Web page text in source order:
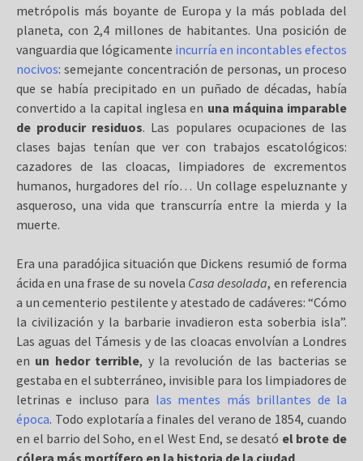
metrópolis más boyante de Europa y la más poblada del
planeta, con 2,4 millones de habitantes. Una posición de
vanguardia que lógicamente incurría en incontables efectos
nocivos: semejante concentración de personas, un proceso
que se había precipitado en un puñado de décadas, había
convertido a la capital inglesa en una máquina imparable
de producir residuos. Las populares ocupaciones de las
clases bajas tenían que ver con trabajos escatológicos:
cazadores de las cloacas, limpiadores de excrementos
humanos, hurgadores del río… Un collage espeluznante y
asqueroso, una vida que transcurría entre la mierda y la
muerte.
Era una paradójica situación que Dickens resumió de forma
ácida en una frase de su novela Casa desolada, en referencia
a un cementerio pestilente y atestado de cadáveres: “Cómo
la civilización y la barbarie invadieron esta soberbia isla”.
Las aguas del Támesis y de las cloacas envolvían a Londres
en un hedor terrible, y la revolución de las bacterias se
gestaba en el subterráneo, invisible para los limpiadores de
letrinas e incluso para las mentes más brillantes de la
época. Todo explotaría a finales del verano de 1854, cuando
en el barrio del Soho, en el West End, se desató el brote de
cólera más mortífero en la historia de la ciudad.